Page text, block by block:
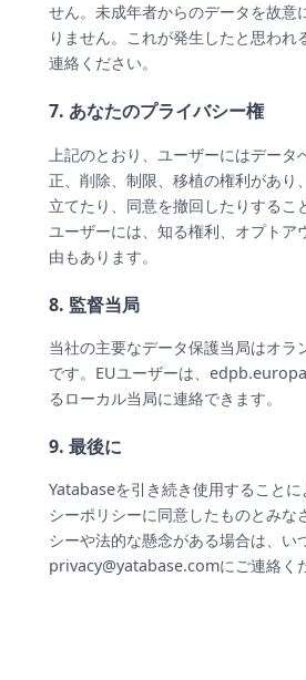
せん。未成年者からのデータを故意
りません。これが発生したと思われ
連絡ください。
7. あなたのプライバシー権
上記のとおり、ユーザーにはデータ
正、削除、制限、移植の権利があり
立てたり、同意を撤回したりするこ
ユーザーには、知る権利、オプトア
由もあります。
8. 監督当局
当社の主要なデータ保護当局はオラ
です。EUユーザーは、
るローカル当局に連絡できます。
9. 最後に
Yatabaseを引き続き使用すること
シーポリシーに同意したものとみな
シーや法的な懸念がある場合は、い
privacy@yatabase.comにご連絡く